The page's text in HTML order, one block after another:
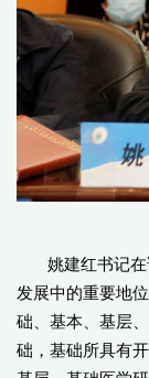
姚建红书记
发展中的重要地位
础 、基本、基层、
础， 基础所具有